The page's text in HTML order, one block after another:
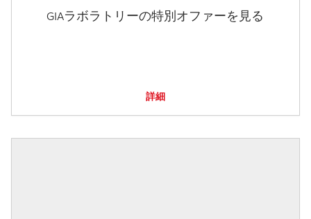
GIAラボラトリーの特別オファーを見る
詳細